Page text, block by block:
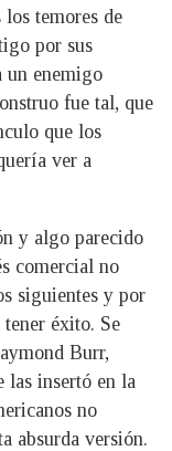
temores de
por sus
un enemigo
fue tal, que
que los
ver a
y algo parecido
comercial no
siguientes y por
éxito. Se
Burr,
las insertó en la
no
absurda versión.